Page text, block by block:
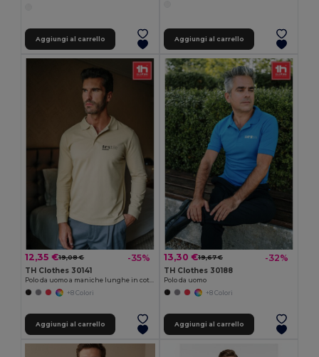
Aggiungi al carrello Aggiungi al carrello
12,35 €19,08 € -35%
TH Clothes 30141
Polo da uomo a maniche lunghe in cotone cardato
+8 Colori
Aggiungi al carrello
13,30 €19,67 € -32%
TH Clothes 30188
Polo da uomo
+8 Colori
Aggiungi al carrello